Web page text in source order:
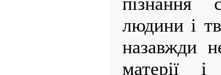
людини і
назавжди
матерії